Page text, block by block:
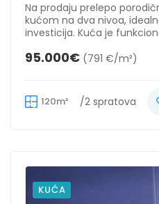
Na prodaju prelepo
kućom na dva nivoa,
investicija. Kuća je
95.000€ (791 €/m²)
120m² /2 spratova
KUĆA